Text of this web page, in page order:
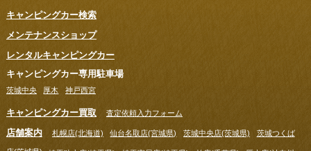
キャンピングカー検索
メンテナンスショップ
レンタルキャンピングカー
キャンピングカー専用駐車場
茨城中央 厚木 神戸西宮
キャンピングカー買取 査定依頼入力フォーム
店舗案内 札幌店(北海道) 仙台名取店(宮城県) 茨城中央店(茨城県) 茨城つくば